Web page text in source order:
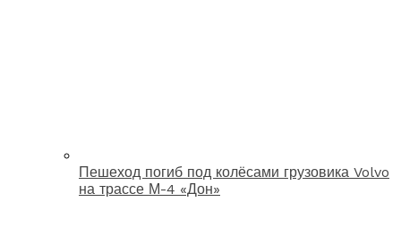
Пешеход погиб под колёсами грузовика Volvo
на трассе М-4 «Дон»